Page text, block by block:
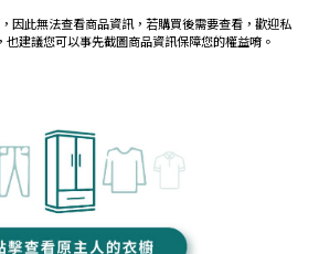
因此無法查看商品資訊，若購買後需要查看，歡迎私
建議您可以事先截圖商品資訊保障您的權益唷。